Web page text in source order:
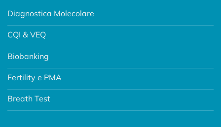
Diagnostica Molecolare
CQI & VEQ
Biobanking
Fertility e PMA
Breath Test